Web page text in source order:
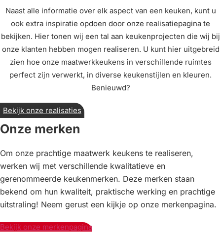
Naast alle informatie over elk aspect van een keuken, kunt u
ook extra inspiratie opdoen door onze realisatiepagina te
bekijken. Hier tonen wij een tal aan keukenprojecten die wij bij
onze klanten hebben mogen realiseren. U kunt hier uitgebreid
zien hoe onze maatwerkkeukens in verschillende ruimtes
perfect zijn verwerkt, in diverse keukenstijlen en kleuren.
Benieuwd?
Bekijk onze realisaties
Onze merken
Om onze prachtige maatwerk keukens te realiseren,
werken wij met verschillende kwalitatieve en
gerenommeerde keukenmerken. Deze merken staan
bekend om hun kwaliteit, praktische werking en prachtige
uitstraling! Neem gerust een kijkje op onze merkenpagina.
Bekijk onze merkenpagina